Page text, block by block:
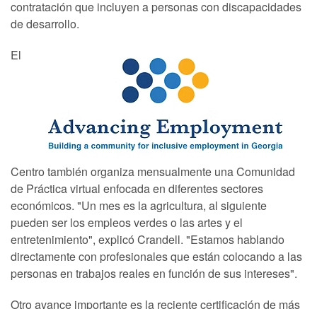
contratación que incluyen a personas con discapacidades
de desarrollo.
El
Centro también organiza mensualmente una Comunidad
de Práctica virtual enfocada en diferentes sectores
económicos. "Un mes es la agricultura, al siguiente
pueden ser los empleos verdes o las artes y el
entretenimiento", explicó Crandell. "Estamos hablando
directamente con profesionales que están colocando a las
personas en trabajos reales en función de sus intereses".
Otro avance importante es la reciente certificación de más